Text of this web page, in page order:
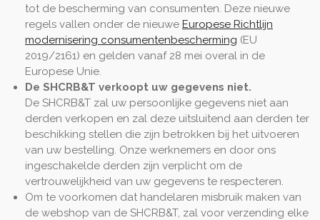
tot de bescherming van consumenten. Deze nieuwe
regels vallen onder de nieuwe Europese Richtlijn
modernisering consumentenbescherming (EU
2019/2161) en gelden vanaf 28 mei overal in de
Europese Unie.
De SHCRB&T verkoopt uw gegevens niet.
De SHCRB&T zal uw persoonlijke gegevens niet aan
derden verkopen en zal deze uitsluitend aan derden ter
beschikking stellen die zijn betrokken bij het uitvoeren
van uw bestelling. Onze werknemers en door ons
ingeschakelde derden zijn verplicht om de
vertrouwelijkheid van uw gegevens te respecteren.
Om te voorkomen dat handelaren misbruik maken van
de webshop van de SHCRB&T, zal voor verzending elke